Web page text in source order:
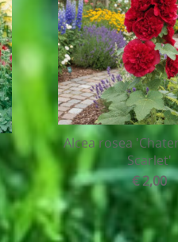
Alcea rosea
Scarlet'
€ 2,00